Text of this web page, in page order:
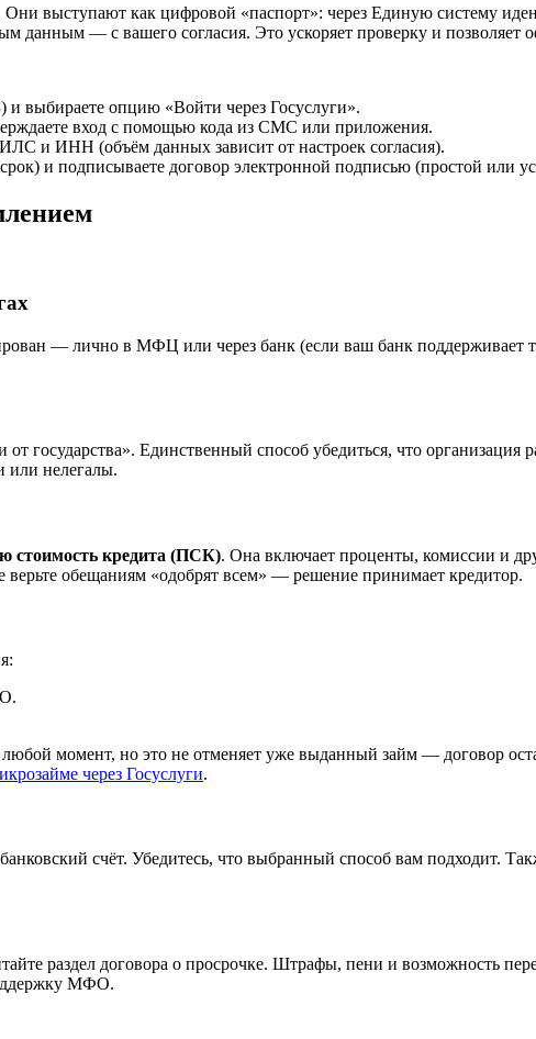
Они выступают как цифровой «паспорт»: через Единую систему
данным — с вашего согласия. Это ускоряет проверку и позволяет
выбираете опцию «Войти через Госуслуги».
вход с помощью кода из СМС или приложения.
и ИНН (объём данных зависит от настроек согласия).
и подписываете договор электронной подписью (простой или
— лично в МФЦ или через банк (если ваш банк поддерживает
государства». Единственный способ убедиться, что организация
или нелегалы.
стоимость кредита (ПСК). Она включает проценты, комиссии и
обещаниям «одобрят всем» — решение принимает кредитор.
любой момент, но это не отменяет уже выданный займ — договор
через Госуслуги.
счёт. Убедитесь, что выбранный способ вам подходит.
раздел договора о просрочке. Штрафы, пени и возможность
МФО.